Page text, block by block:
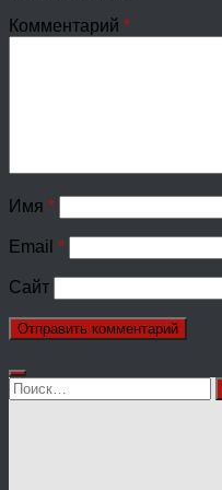
Комментарий *
Имя *
Email *
Сайт
Найти: